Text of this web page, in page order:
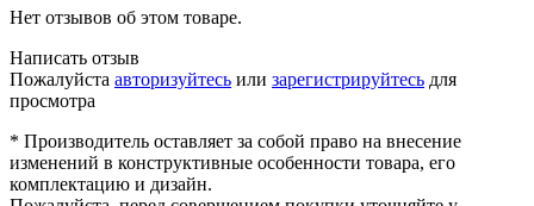
Нет отзывов об этом товаре.
Написать отзыв
Пожалуйста авторизуйтесь или зарегистрируйтесь для
просмотра
* Производитель оставляет за собой право на внесение
изменений в конструктивные особенности товара, его
комплектацию и дизайн.